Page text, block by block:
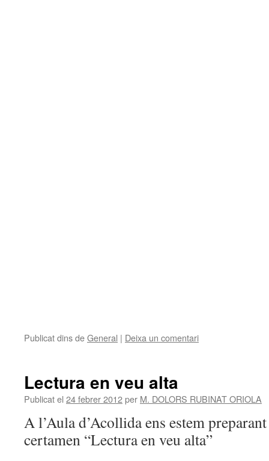
Publicat dins deGeneral | Deixa un comentari
Lectura en veu alta
Publicat el 24 febrer 2012per M. DOLORS RUBINAT ORIOLA
A l’Aula d’Acollida ens estem
certamen “Lectura en veu alta”